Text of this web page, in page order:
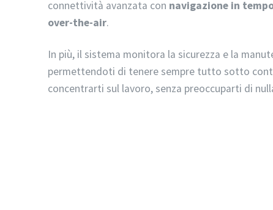
connettività avanzata con navigazione in
over-the-air.
In più, il sistema monitora la sicurezza e la
permettendoti di tenere sempre tutto sotto
concentrarti sul lavoro, senza preoccuparti di